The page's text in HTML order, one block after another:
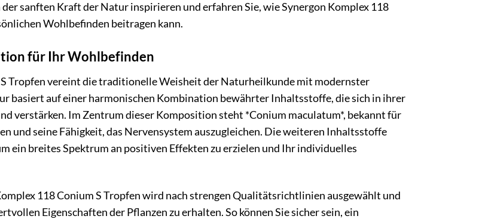
der sanften Kraft der Natur inspirieren und erfahren Sie, wie Synergon Komplex 118
Wohlbefinden beitragen kann.
für Ihr Wohlbefinden
Tropfen vereint die traditionelle Weisheit der Naturheilkunde mit modernster
basiert auf einer harmonischen Kombination bewährter Inhaltsstoffe, die sich in ihrer
verstärken. Im Zentrum dieser Komposition steht *Conium maculatum*, bekannt für
und seine Fähigkeit, das Nervensystem auszugleichen. Die weiteren Inhaltsstoffe
ein breites Spektrum an positiven Effekten zu erzielen und Ihr individuelles
118 Conium S Tropfen wird nach strengen Qualitätsrichtlinien ausgewählt und
Eigenschaften der Pflanzen zu erhalten. So können Sie sicher sein, ein